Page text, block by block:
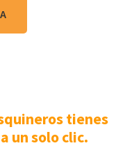
tienes
un solo clic.